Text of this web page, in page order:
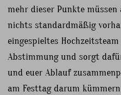
mehr dieser Punkte
nichts standardmäßig
eingespieltes
Abstimmung und sorgt
und euer Ablauf
am Festtag darum